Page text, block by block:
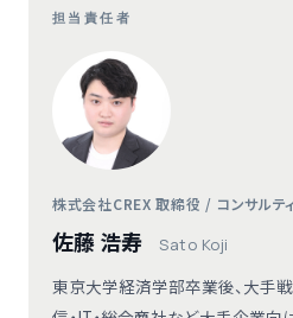
担当責任者
株式会社CREX 取締役 / コンサルテ
佐藤 浩寿 Sato Koji
東京大学経済学部卒業後、大手戦